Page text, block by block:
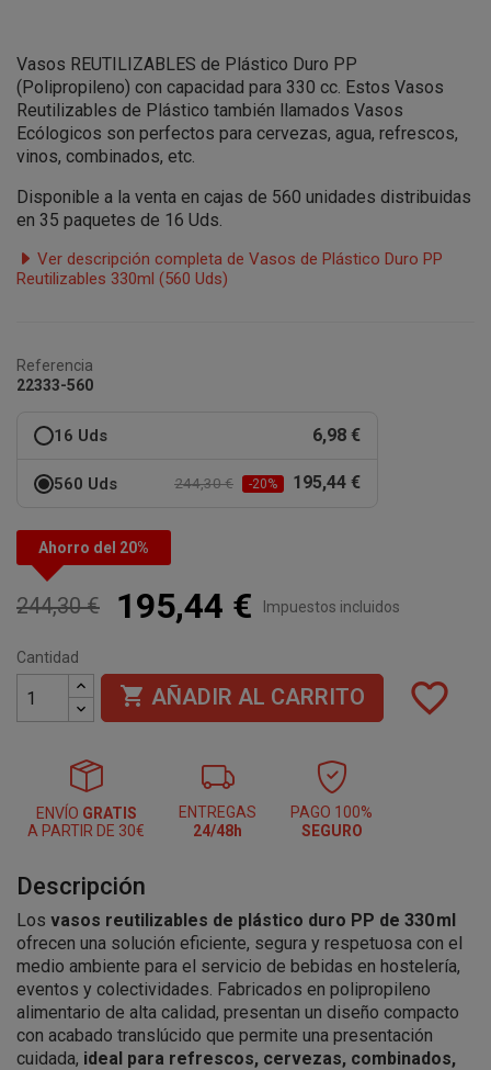
Vasos REUTILIZABLES de Plástico Duro PP
(Polipropileno) con capacidad para 330 cc. Estos Vasos
Reutilizables de Plástico también llamados Vasos
Ecólogicos son perfectos para cervezas, agua, refrescos,
vinos, combinados, etc.
Disponible a la venta en cajas de 560 unidades distribuidas
en 35 paquetes de 16 Uds.
Ver descripción completa de Vasos de Plástico Duro PP
Reutilizables 330ml (560 Uds)
Referencia
22333-560
16 Uds 6,98 €
560 Uds 244,30 € -20% 195,44 €
Ahorro del 20%
244,30 € 195,44 € Impuestos incluidos
Cantidad
 AÑADIR AL CARRITO favorite_border
ENVÍO GRATIS
A PARTIR DE 30€
ENTREGAS
24/48h
PAGO 100%
SEGURO
Descripción
Los vasos reutilizables de plástico duro PP de 330 ml
ofrecen una solución eficiente, segura y respetuosa con el
medio ambiente para el servicio de bebidas en hostelería,
eventos y colectividades. Fabricados en polipropileno
alimentario de alta calidad, presentan un diseño compacto
con acabado translúcido que permite una presentación
cuidada, ideal para refrescos, cervezas, combinados,